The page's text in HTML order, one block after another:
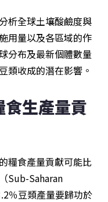
析全球土壤酸鹼度與
用量以及各區域的作
分布及最新個體數量
類收成的潛在影響。
生產量貢
糧食產量貢獻可能比
Sub-Saharan
％豆類產量要歸功於